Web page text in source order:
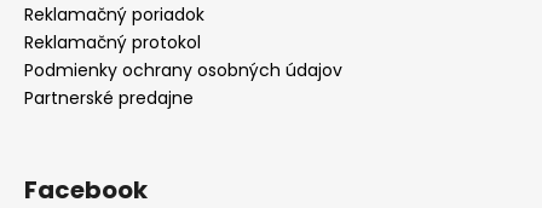
Reklamačný poriadok
Reklamačný protokol
Podmienky ochrany osobných údajov
Partnerské predajne
Facebook